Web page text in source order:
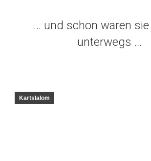
… und schon waren
unterwegs …
Kartslalom